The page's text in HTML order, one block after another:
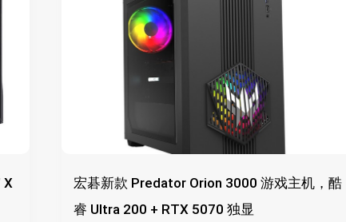
X
宏碁新款 Predator Orion 3000 游戏主机，酷
睿 Ultra 200 + RTX 5070 独显